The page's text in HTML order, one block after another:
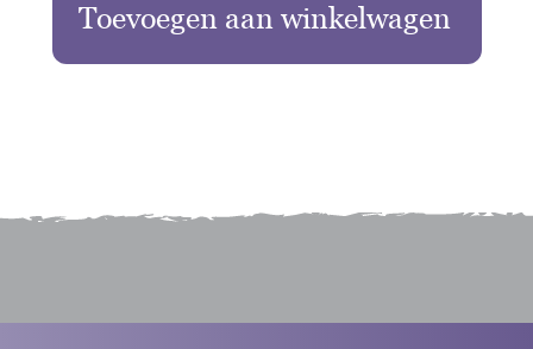
Toevoegen aan winkelwagen